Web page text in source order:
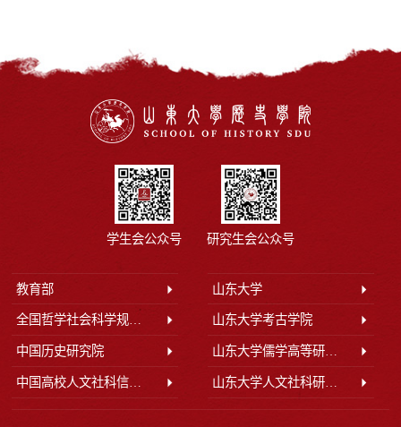
学生会公众号 研究生会公众号
教育部 山东大学
全国哲学社会科学规划办公室 山东大学考古学院
中国历史研究院 山东大学儒学高等研究院
中国高校人文社科信息网 山东大学人文社科研究院